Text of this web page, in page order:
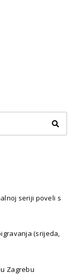
seriji poveli s
(srijeda,
Zagrebu